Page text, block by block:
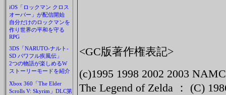
iOS「ロックマン クロス
オーバー」が配信開始
自分だけのロックマンを
作り世界の平和を守る
RPG
3DS「NARUTO-ナルト-
SD パワフル疾風伝」
2つの物語が楽しめるW
ストーリーモードを紹介
Xbox 360「The Elder
Scrolls V: Skyrim」DLC第
<GC版著作権表記>
(c)1995 1998 2002 2003
The Legend of Zelda ： (C)